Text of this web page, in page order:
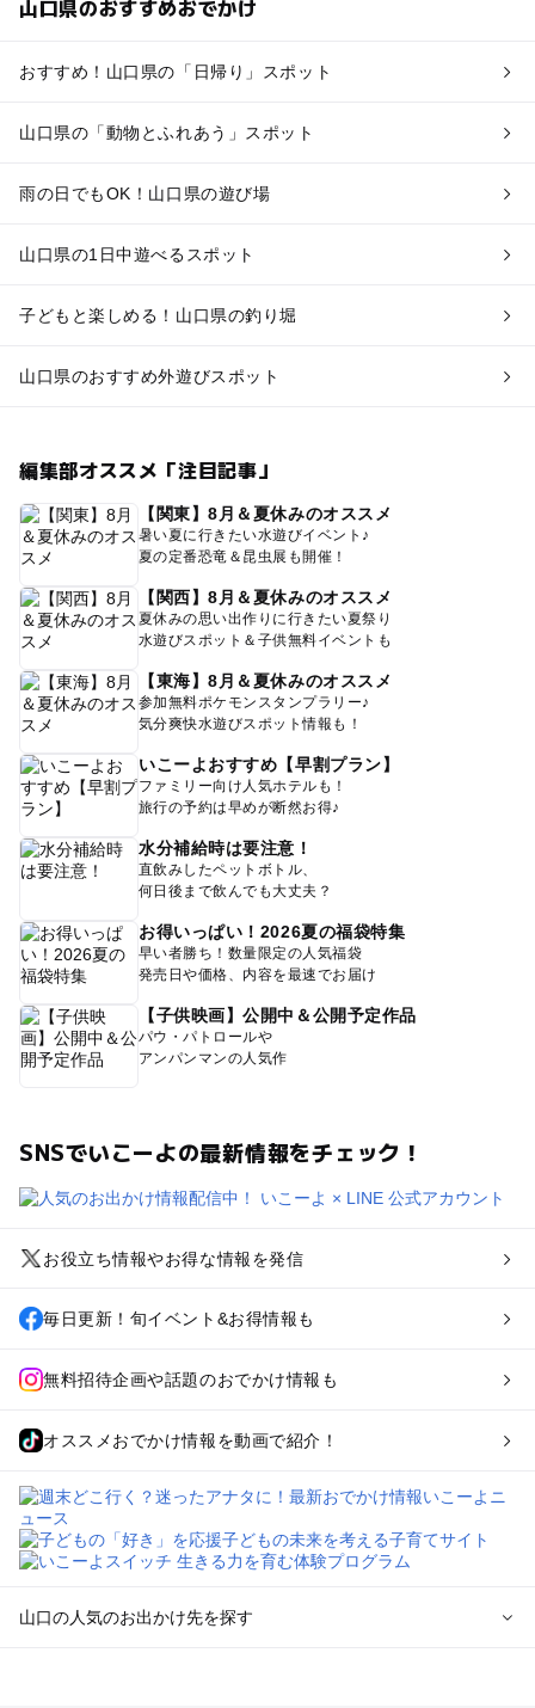
山口県のおすすめおでかけ
おすすめ！山口県の「日帰り」スポット
山口県の「動物とふれあう」スポット
雨の日でもOK！山口県の遊び場
山口県の1日中遊べるスポット
子どもと楽しめる！山口県の釣り堀
山口県のおすすめ外遊びスポット
編集部オススメ「注目記事」
【関東】8月＆夏休みのオススメ
暑い夏に行きたい水遊びイベント♪
夏の定番恐竜＆昆虫展も開催！
【関西】8月＆夏休みのオススメ
夏休みの思い出作りに行きたい夏祭り
水遊びスポット＆子供無料イベントも
【東海】8月＆夏休みのオススメ
参加無料ポケモンスタンプラリー♪
気分爽快水遊びスポット情報も！
いこーよおすすめ【早割プラン】
ファミリー向け人気ホテルも！
旅行の予約は早めが断然お得♪
水分補給時は要注意！
直飲みしたペットボトル、
何日後まで飲んでも大丈夫？
お得いっぱい！2026夏の福袋特集
早い者勝ち！数量限定の人気福袋
発売日や価格、内容を最速でお届け
【子供映画】公開中＆公開予定作品
パウ・パトロールや
アンパンマンの人気作
SNSでいこーよの最新情報をチェック！
お役立ち情報やお得な情報を発信
毎日更新！旬イベント&お得情報も
無料招待企画や話題のおでかけ情報も
オススメおでかけ情報を動画で紹介！
山口の人気のお出かけ先を探す